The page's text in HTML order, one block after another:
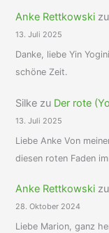
Anke Rettkowski zu
13. Juli 2025
Danke, liebe Yin
schöne Zeit.
Silke zu Der rote
13. Juli 2025
Liebe Anke Von
diesen roten Faden
Anke Rettkowski
28. Oktober 2024
Liebe Marion, ganz